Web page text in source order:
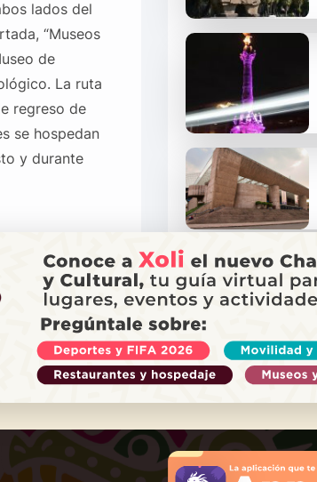
lados del
“Museos
de
La ruta
regreso de
se hospedan
y durante
¿NECESITAS
Llama a